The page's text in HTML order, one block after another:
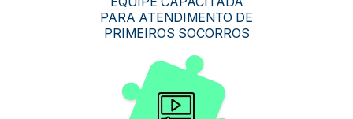
PARA ATENDIMENTO DE
PRIMEIROS SOCORROS